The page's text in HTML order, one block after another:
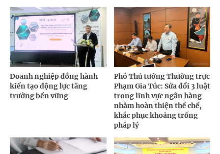
Doanh nghiệp đồng hành
kiến tạo động lực tăng
trưởng bền vững
Phó Thủ tướng Thường trực
Phạm Gia Túc: Sửa đổi 3 luật
trong lĩnh vực ngân hàng
nhằm hoàn thiện thể chế,
khắc phục khoảng trống
pháp lý